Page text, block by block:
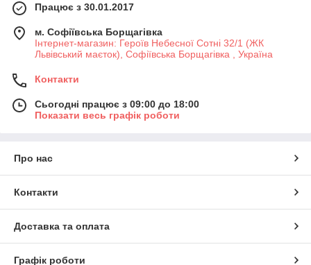
Працює з 30.01.2017
м. Софіївська Борщагівка
Інтернет-магазин: Героїв Небесної Сотні 32/1 (ЖК
Львівський маєток), Софіївська Борщагівка , Україна
Контакти
Сьогодні працює з 09:00 до 18:00
Показати весь графік роботи
Про нас
Контакти
Доставка та оплата
Графік роботи